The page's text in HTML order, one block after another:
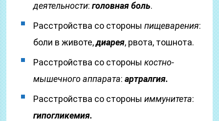
деятельности:головная боль.
Расстройства со стороныпищеварения:
боли в животе,диарея, рвота, тошнота.
Расстройства со стороныкостно-
мышечного аппарата:артралгия.
Расстройства со стороныиммунитета:
гипогликемия.